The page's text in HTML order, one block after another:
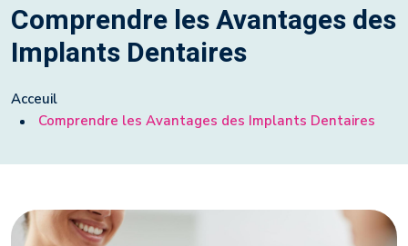
Comprendre les Avantages des
Implants Dentaires
Acceuil
Comprendre les Avantages des Implants Dentaires